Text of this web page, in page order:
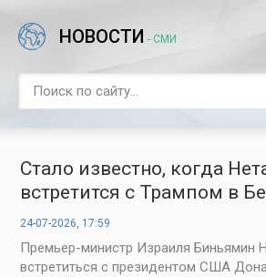
НОВОСТИ - СМИ
Стало известно, когда
встретится с Трампом в
24-07-2026, 17:59
Премьер-министр Израиля Биньямин
встретиться с президентом США